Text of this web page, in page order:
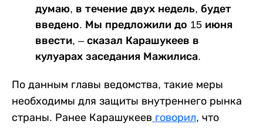
думаю, в течение двух недель, будет
введено. Мы предложили до 15 июня
ввести, – сказал Карашукеев в
кулуарах заседания Мажилиса.
По данным главы ведомства, такие меры
необходимы для защиты внутреннего рынка
страны. Ранее Карашукеев говорил, что